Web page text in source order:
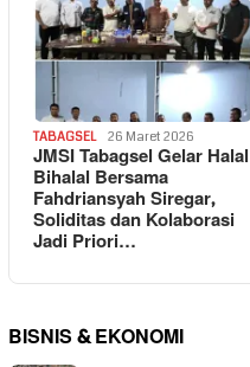
TABAGSEL 26 Maret 2026
JMSI Tabagsel Gelar Halal
Bihalal Bersama
Fahdriansyah Siregar,
Soliditas dan Kolaborasi
Jadi Priori…
BISNIS & EKONOMI